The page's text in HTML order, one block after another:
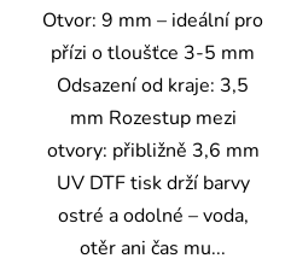
Otvor: 9 mm – ideální pro
přízi o tloušťce 3-5 mm
Odsazení od kraje: 3,5
mm Rozestup mezi
otvory: přibližně 3,6 mm
UV DTF tisk drží barvy
ostré a odolné – voda,
otěr ani čas mu...